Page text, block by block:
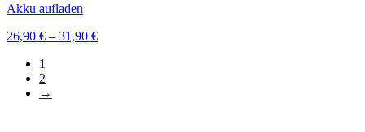
Akku aufladen
26,90 € – 31,90 €Preisspanne:
1
2
→